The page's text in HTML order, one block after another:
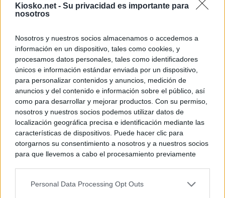
Kiosko.net - Su privacidad es importante para
nosotros
Nosotros y nuestros socios almacenamos o accedemos a
información en un dispositivo, tales como cookies, y
procesamos datos personales, tales como identificadores
únicos e información estándar enviada por un dispositivo,
para personalizar contenidos y anuncios, medición de
anuncios y del contenido e información sobre el público, así
como para desarrollar y mejorar productos. Con su permiso,
nosotros y nuestros socios podemos utilizar datos de
localización geográfica precisa e identificación mediante las
características de dispositivos. Puede hacer clic para
otorgarnos su consentimiento a nosotros y a nuestros socios
para que llevemos a cabo el procesamiento previamente
negar su consentimiento. Tenga en cuenta que algún
Personal Data Processing Opt Outs